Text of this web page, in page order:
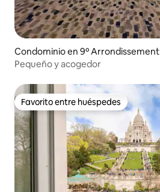
Condominio en 9º Arrondissement
Pequeño y acogedor
Favorito entre huéspedes
Favorito entre huéspedes